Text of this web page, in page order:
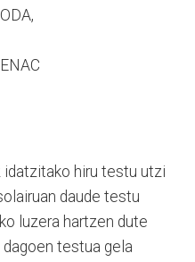
hiru testu utzi
daude testu
luzera hartzen dute
testua gela